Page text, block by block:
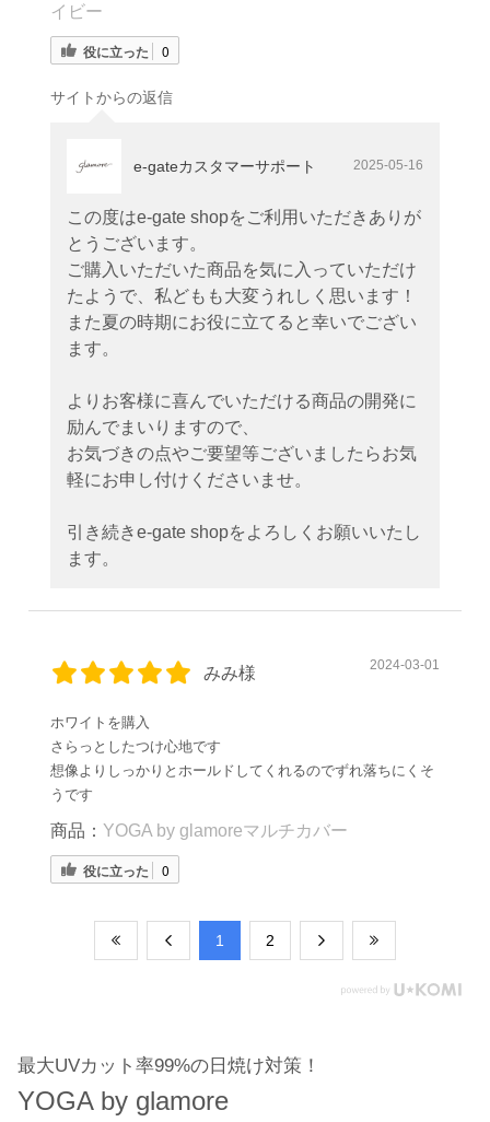
イビー
役に立った 0
サイトからの返信
e-gateカスタマーサポート 2025-05-16
この度はe-gate shopをご利用いただきありが
とうございます。
ご購入いただいた商品を気に入っていただけ
たようで、私どもも大変うれしく思います！
また夏の時期にお役に立てると幸いでござい
ます。
よりお客様に喜んでいただける商品の開発に
励んでまいりますので、
お気づきの点やご要望等ございましたらお気
軽にお申し付けくださいませ。
引き続きe-gate shopをよろしくお願いいたし
ます。
みみ様 2024-03-01
ホワイトを購入
さらっとしたつけ心地です
想像よりしっかりとホールドしてくれるのでずれ落ちにくそ
うです
商品： YOGA by glamoreマルチカバー
役に立った 0
​1 ​2
最大UVカット率99%の日焼け対策！
YOGA by glamore